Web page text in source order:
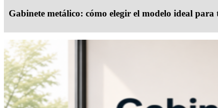
Gabinete metálico: cómo elegir el modelo ideal